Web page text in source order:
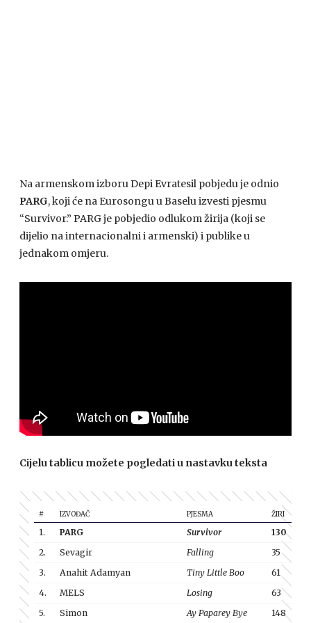
Na armenskom izboru Depi Evratesil pobjedu je odnio
PARG, koji će na Eurosongu u Baselu izvesti pjesmu
“Survivor.” PARG je pobjedio odlukom žirija (koji se
dijelio na internacionalni i armenski) i publike u
jednakom omjeru.
Cijelu tablicu možete pogledati u nastavku teksta
# IZVOĐAČ PJESMA ŽIRI
1. PARG Survivor 130
2.
Sevagir Falling 35
3.
Anahit Adamyan Tiny Little Boo 61
4.
MELS Losing 63
5.
Simon Ay Paparey Bye 148